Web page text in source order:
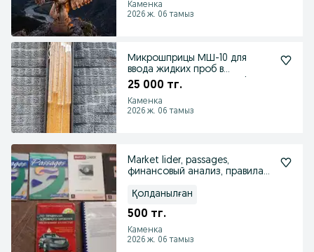
Каменка
2026 ж. 06 тамыз
Микрошприцы МШ-10 для
ввода жидких проб в
испаритель хроматографов
25 000 тг.
Каменка
2026 ж. 06 тамыз
Market lider, passages,
финансовый анализ, правила
Қолданылған
500 тг.
Каменка
2026 ж. 06 тамыз